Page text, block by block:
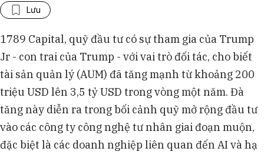
Lưu
1789 Capital, quỹ đầu tư có sự tham gia của Trump
Jr - con trai của Trump - với vai trò đối tác, cho biết
tài sản quản lý (AUM) đã tăng mạnh từ khoảng 200
triệu USD lên 3,5 tỷ USD trong vòng một năm. Đà
tăng này diễn ra trong bối cảnh quỹ mở rộng đầu tư
vào các công ty công nghệ tư nhân giai đoạn muộn,
đặc biệt là các doanh nghiệp liên quan đến AI và hạ